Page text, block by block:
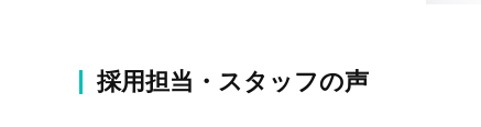
採用担当・スタッフの声